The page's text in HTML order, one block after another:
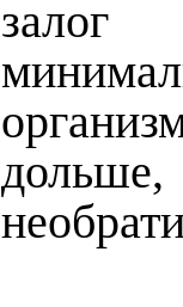
залог